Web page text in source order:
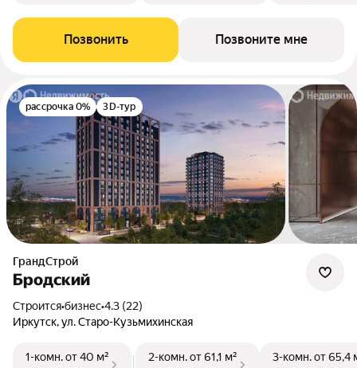
Позвонить Позвоните мне
рассрочка 0% 3D-тур
ГрандСтрой
Бродский
Строится•бизнес•4.3 (22)
Иркутск, ул. Старо-Кузьмихинская
1-комн.от 40 м²
2-комн.от 61,1 м²
3-комн.от 65,4